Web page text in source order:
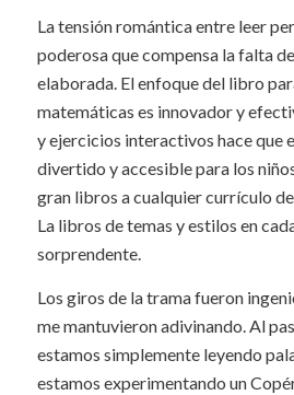
La tensión romántica entre leer
poderosa que compensa la falta
elaborada. El enfoque del libro
matemáticas es innovador y
y ejercicios interactivos hace que
divertido y accesible para los
gran libros a cualquier currículo
La libros de temas y estilos en
sorprendente.
Los giros de la trama fueron
me mantuvieron adivinando. Al
estamos simplemente leyendo
estamos experimentando un